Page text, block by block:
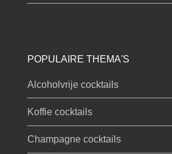
POPULAIRE THEMA'S
Alcoholvrije cocktails
Koffie cocktails
Champagne cocktails